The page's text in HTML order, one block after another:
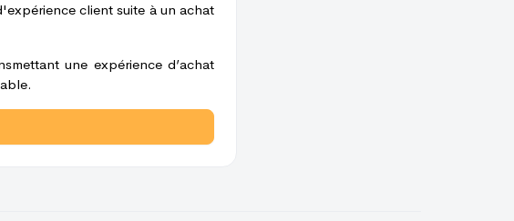
client suite à un achat
une expérience d’achat